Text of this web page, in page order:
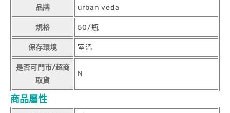
品牌 urban veda
規格 50/瓶
保存環境 室溫
是否可門市/超商
取貨
N
商品屬性